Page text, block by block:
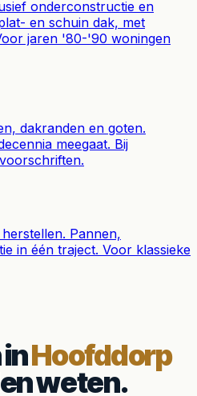
onderconstructie en
en schuin dak, met
jaren '80-'90 woningen
dakranden en goten.
meegaat. Bij
Pannen,
in één traject. Voor klassieke
Hoofddorp
weten.